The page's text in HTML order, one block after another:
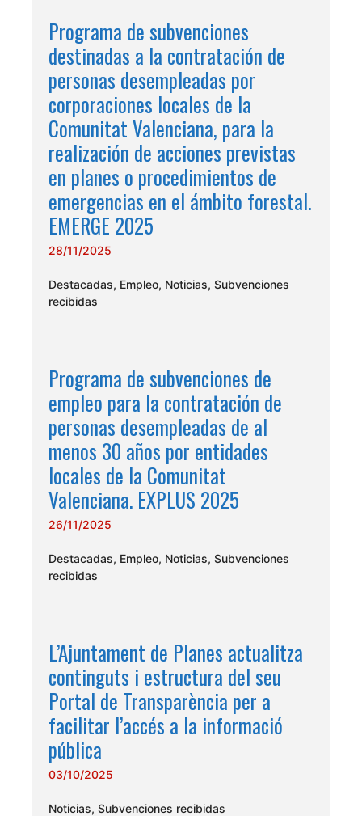
Programa de subvenciones
destinadas a la contratación de
personas desempleadas por
corporaciones locales de la
Comunitat Valenciana, para la
realización de acciones previstas
en planes o procedimientos de
emergencias en el ámbito forestal.
EMERGE 2025
28/11/2025
Destacadas, Empleo, Noticias, Subvenciones
recibidas
Programa de subvenciones de
empleo para la contratación de
personas desempleadas de al
menos 30 años por entidades
locales de la Comunitat
Valenciana. EXPLUS 2025
26/11/2025
Destacadas, Empleo, Noticias, Subvenciones
recibidas
L’Ajuntament de Planes actualitza
continguts i estructura del seu
Portal de Transparència per a
facilitar l’accés a la informació
pública
03/10/2025
Noticias, Subvenciones recibidas